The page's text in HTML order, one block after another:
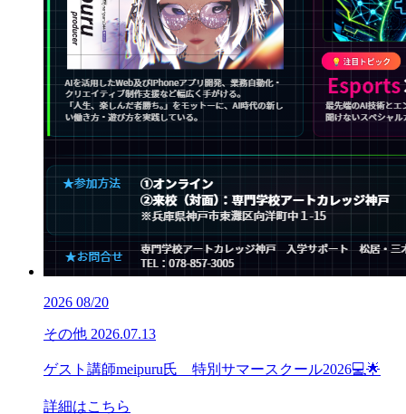
2026 08/20
その他 2026.07.13
ゲスト講師meipuru氏 特別サマースクール2026💻🌟
詳細はこちら